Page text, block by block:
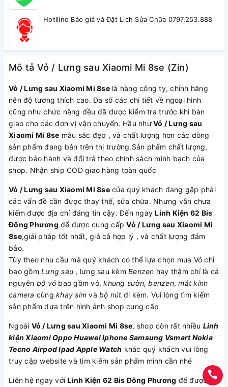
Hotlline Báo giá và Đặt Lịch Sửa Chữa 0797.253.888
Mô tả Vỏ / Lưng sau Xiaomi Mi 8se (Zin)
Vỏ / Lưng sau Xiaomi Mi 8selà hàng công ty, chính hãng
nên độ tương thích cao. Đa số các chi tiết về ngoại hình
cũng như chức năng đều đã được kiểm tra trước khi bàn
giao cho các đơn vị vận chuyển. Hầu nhưVỏ / Lưng sau
Xiaomi Mi 8se màu sắc đẹp , và chất lượng hơn các dòng
sản phẩm đang bán trên thị trường.Sản phẩm chất lượng,
được bảo hành và đổi trả theo chính sách minh bạch của
shop. Nhận ship COD giao hàng toàn quốc
Vỏ / Lưng sau Xiaomi Mi 8secủa quý khách đang gặp phải
các vấn đề cần được thay thế, sửa chữa. Nhưng vẫn chưa
kiếm được địa chỉ đáng tin cậy. Đến ngayLinh Kiện 62 Bis
Đông Phương để được cung cấpVỏ / Lưng sau Xiaomi Mi
8se,giải pháp tốt nhất, giá cả hợp lý , và chất lượng đảm
bảo.
Tùy theo nhu cầu mà quý khách có thể lựa chọn mua Vỏ chỉ
bao gồm Lưng sau , lưng sau kèm Benzen hay thậm chí là cả
nguyên bộ vỏ bao gồm vỏ,khung sườn, benzen,mắt kính
camera cùng khay sim và bộ nút đi kèm. Vui lòng tìm kiếm
sản phẩm dựa trên hình ảnh shop cung cấp
Ngoài Vỏ / Lưng sau Xiaomi Mi 8se, shop còn rất nhiều Linh
kiệnXiaomi Oppo HuaweiIphone Samsung Vsmart Nokia
Tecno AirpodIpad Apple Watch khác quý khách vui lòng
truy cập website và tìm kiếm sản phẩm mình cần nhé
Liên hệ ngay vớiLinh Kiện 62 Bis Đông Phương để được tư